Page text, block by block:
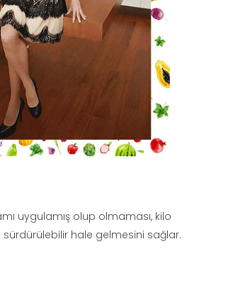
uygulamış olup olmaması, kilo
sürdürülebilir hale gelmesini sağlar.